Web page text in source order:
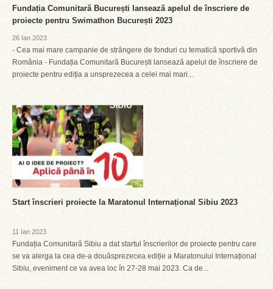
Fundația Comunitară București lansează apelul de înscriere de
proiecte pentru Swimathon București 2023
26 Ian 2023
- Cea mai mare campanie de strângere de fonduri cu tematică sportivă din
România - Fundația Comunitară București lansează apelul de înscriere de
proiecte pentru ediția a unsprezecea a celei mai mari...
Start înscrieri proiecte la Maratonul Internațional Sibiu 2023
11 Ian 2023
Fundația Comunitară Sibiu a dat startul înscrierilor de proiecte pentru care
se va alerga la cea de-a douăsprezecea ediție a Maratonului Internațional
Sibiu, eveniment ce va avea loc în 27-28 mai 2023. Ca de...